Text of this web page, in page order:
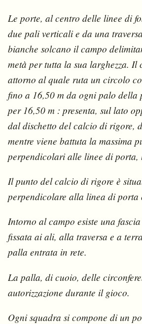
Le porte, al centro delle linee di
due pali verticali e da una
bianche solcano il campo
metà per tutta la sua larghezza.
attorno al quale ruta un circolo
fino a 16,50 m da ogni palo
per 16,50 m : presenta, sul lato
dal dischetto del calcio di rigore,
mentre viene battuta la massima
perpendicolari alle linee di porta,
Il punto del calcio di rigore è
perpendicolare alla linea di porta
Intorno al campo esiste una
fissata ai ali, alla traversa e a
palla entrata in rete.
La palla, di cuoio, delle
autorizzazione durante il gioco.
Ogni squadra si compone di un